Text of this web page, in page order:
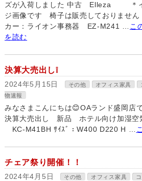
ズが入荷しました 中古 Elleza ＊
ジ画像です 椅子は販売しておりません
カー：ライオン事務器 EZ-M241 …
こ
を読む
決算大売出し❕
2024年5月15日 その他 オフィス家具
物速報
みなさまこんにちは😊OAランド盛岡店
決算大売出し 新品 ホテル向け加湿空
KC-M41BH ｻｲｽﾞ：W400 D220 H …
チェア祭り開催！！
2024年4月5日 その他 オフィス家具